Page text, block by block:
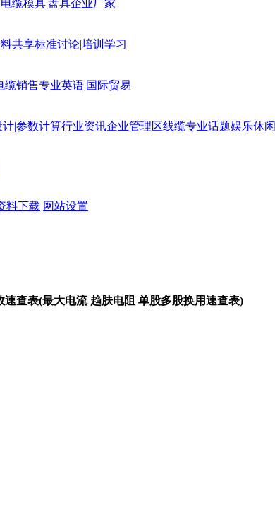
电缆模具|盘具企业厂家
共享标准讨论|培训学习
缆销售专业英语|国际贸易
|参数计算行业资讯企业管理区线缆专业话题娱乐休闲
料下载 网站设置
查表(最大电流 趋肤电阻 单股多股换用速查表)